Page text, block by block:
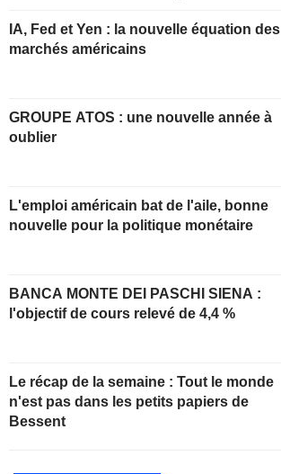
IA, Fed et Yen : la nouvelle équation des
marchés américains
GROUPE ATOS : une nouvelle année à
oublier
L'emploi américain bat de l'aile, bonne
nouvelle pour la politique monétaire
BANCA MONTE DEI PASCHI SIENA :
l'objectif de cours relevé de 4,4 %
Le récap de la semaine : Tout le monde
n'est pas dans les petits papiers de
Bessent